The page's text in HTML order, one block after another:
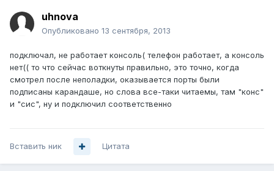
uhnova
Опубликовано 13 сентября, 2013
подключал, не работает консоль( телефон работает, а консоль
нет(( то что сейчас воткнуты правильно, это точно, когда
смотрел после неполадки, оказывается порты были
подписаны карандаше, но слова все-таки читаемы, там "конс"
и "сис", ну и подключил соответственно
Вставить ник Цитата